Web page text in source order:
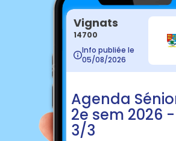
Vignats
14700
Info publiée le
05/08/2026
Agenda
2e sem 2026 -
3/3